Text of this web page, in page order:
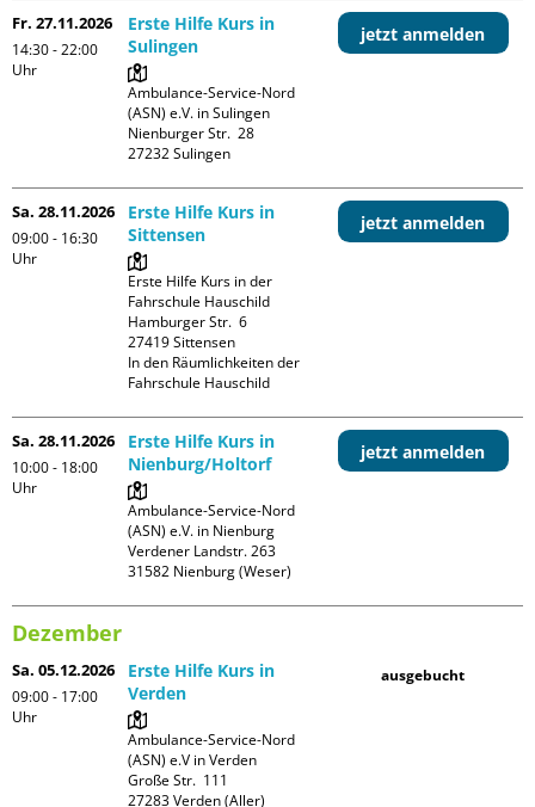
Fr. 27.11.2026
14:30 - 22:00
Uhr
Erste Hilfe Kurs in
Sulingen
Ambulance-Service-Nord
(ASN) e.V. in Sulingen
Nienburger Str.  28
jetzt anmelden
Sa. 28.11.2026
09:00 - 16:30
Uhr
Erste Hilfe Kurs in
Sittensen
Erste Hilfe Kurs in der
Fahrschule Hauschild
Hamburger Str.  6
27419 Sittensen
In den Räumlichkeiten der
Fahrschule Hauschild
jetzt anmelden
Sa. 28.11.2026
10:00 - 18:00
Uhr
Erste Hilfe Kurs in
Nienburg/Holtorf
Ambulance-Service-Nord
(ASN) e.V. in Nienburg
Verdener Landstr. 263
jetzt anmelden
Dezember
Sa. 05.12.2026
09:00 - 17:00
Uhr
Erste Hilfe Kurs in
Verden
Ambulance-Service-Nord
(ASN) e.V in Verden
Große Str.  111
ausgebucht